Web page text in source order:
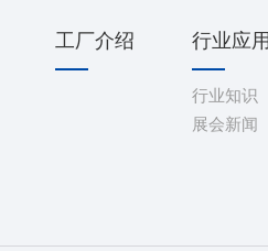
工厂介绍 行业应用
行业知识
展会新闻